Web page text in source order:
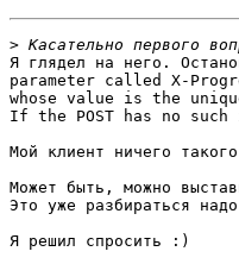
> Касательно первого
Я глядел на него.
parameter called X-
whose value is the
If the POST has no
Мой клиент ничего
Может быть, можно
Это уже разбираться